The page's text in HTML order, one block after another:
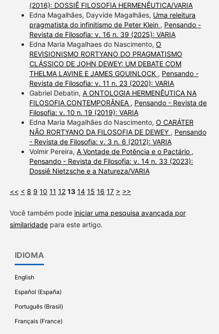
(2016): DOSSIÊ FILOSOFIA HERMENÊUTICA/VARIA
Edna Magalhães, Dayvide Magalhães, Uma releitura
pragmatista do infinitismo de Peter Klein , Pensando -
Revista de Filosofia: v. 16 n. 39 (2025): VARIA
Edna Maria Magalhaes do Nascimento, O
REVISIONISMO RORTYANO DO PRAGMATISMO
CLÁSSICO DE JOHN DEWEY: UM DEBATE COM
THELMA LAVINE E JAMES GOUINLOCK , Pensando -
Revista de Filosofia: v. 11 n. 23 (2020): VARIA
Gabriel Debatin, A ONTOLOGIA HERMENÊUTICA NA
FILOSOFIA CONTEMPORÂNEA , Pensando - Revista de
Filosofia: v. 10 n. 19 (2019): VARIA
Edna Maria Magalhães do Nascimento, O CARÁTER
NÃO RORTYANO DA FILOSOFIA DE DEWEY , Pensando
- Revista de Filosofia: v. 3 n. 6 (2012): VARIA
Volmir Pereira, A Vontade de Potência e o Pactário ,
Pensando - Revista de Filosofia: v. 14 n. 33 (2023):
Dossiê Nietzsche e a Natureza/VARIA
<< < 8 9 10 11 12 13 14 15 16 17 > >>
Você também pode iniciar uma pesquisa avançada por
similaridadepara este artigo.
IDIOMA
English
Español (España)
Português (Brasil)
Français (France)